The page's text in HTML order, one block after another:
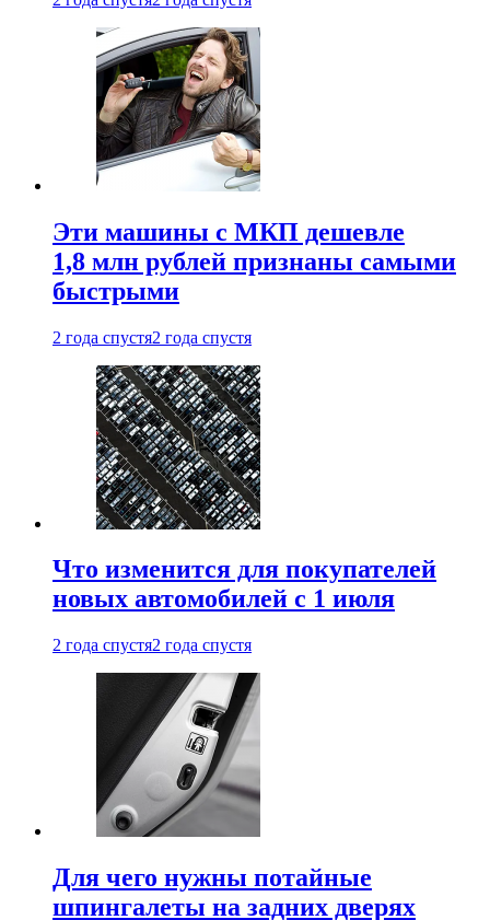
Эти машины с МКП дешевле
1,8 млн рублей признаны самыми
быстрыми
2 года спустя2 года спустя
Что изменится для покупателей
новых автомобилей с 1 июля
2 года спустя2 года спустя
Для чего нужны потайные
шпингалеты на задних дверях